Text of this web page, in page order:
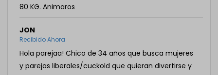
80 KG. Animaros
JON
Recibido Ahora
Hola parejaa! Chico de 34 años que busca mujeres
y parejas liberales/cuckold que quieran divertirse y